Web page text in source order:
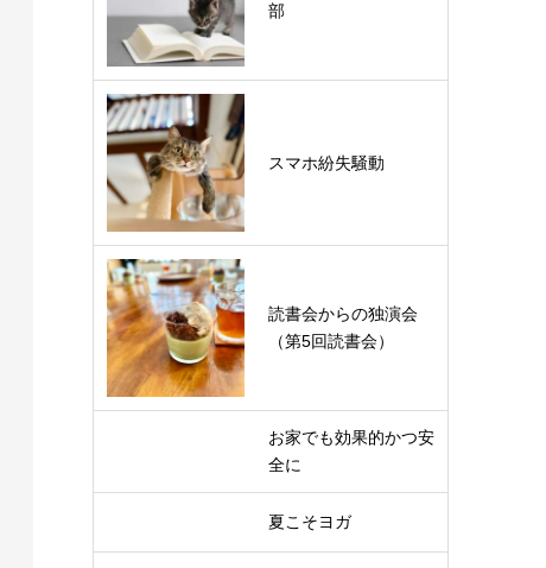
部
スマホ紛失騒動
読書会からの独演会
（第5回読書会）
お家でも効果的かつ安
全に
夏こそヨガ